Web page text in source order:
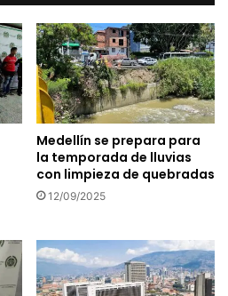
Medellín se prepara para
la temporada de lluvias
con limpieza de quebradas
12/09/2025